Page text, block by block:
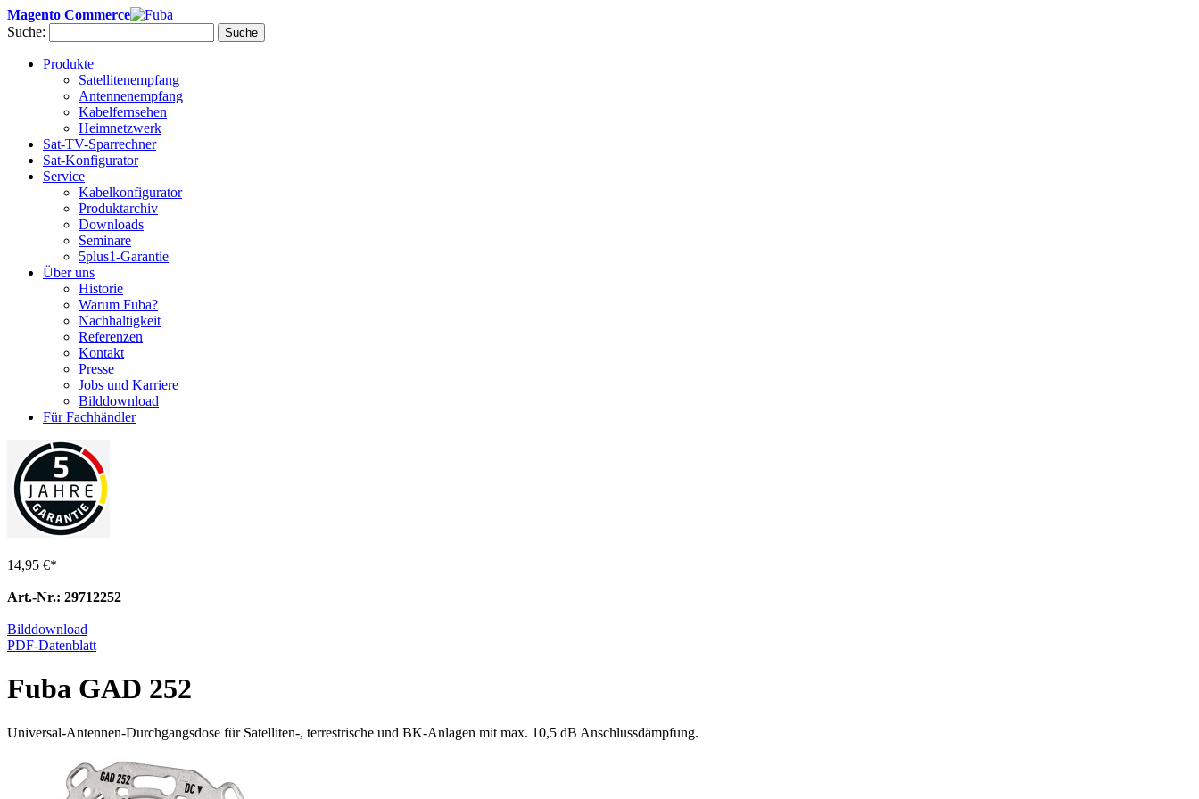
Magento Commerce
Suche:
Suche
Produkte
Satellitenempfang
Antennenempfang
Kabelfernsehen
Heimnetzwerk
Sat-TV-Sparrechner
Sat-Konfigurator
Service
Kabelkonfigurator
Produktarchiv
Downloads
Seminare
5plus1-Garantie
Über uns
Historie
Warum Fuba?
Nachhaltigkeit
Referenzen
Kontakt
Presse
Jobs und Karriere
Bilddownload
Für Fachhändler
14,95 €*
Art.-Nr.: 29712252
Bilddownload
PDF-Datenblatt
Fuba GAD 252
Universal-Antennen-Durchgangsdose für Satelliten-, terrestrische und BK-Anlagen mit max. 10,5 dB Anschlussdämpfung.